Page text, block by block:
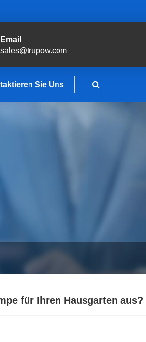
Email
sales@trupow.com
Sie Uns
für Ihren Hausgarten aus?